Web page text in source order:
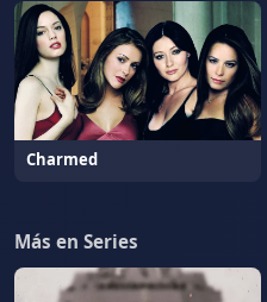
Charmed
Más en Series